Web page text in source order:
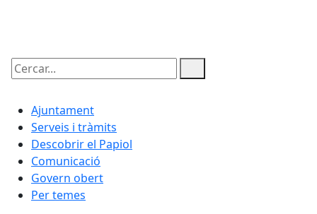
Cercar:
Ajuntament
Serveis i tràmits
Descobrir el Papiol
Comunicació
Govern obert
Per temes